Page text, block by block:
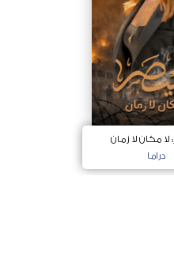
لا مكان لا زمان
دراما